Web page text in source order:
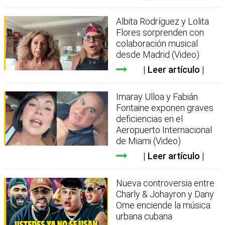
Albita Rodríguez y Lolita
Flores sorprenden con
colaboración musical
desde Madrid (Video)
Leer artículo
Imaray Ulloa y Fabián
Fontaine exponen graves
deficiencias en el
Aeropuerto Internacional
de Miami (Video)
Leer artículo
Nueva controversia entre
Charly & Johayron y Dany
Ome enciende la música
urbana cubana